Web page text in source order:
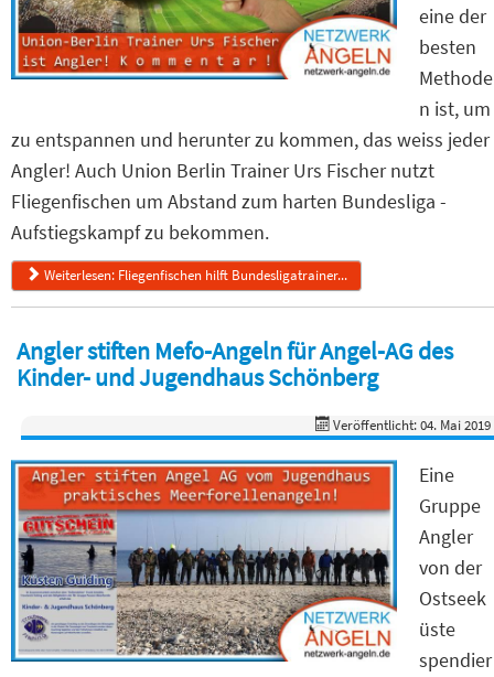
eine der
besten
Methode
n ist, um
zu entspannen und herunter zu kommen, das weiss jeder
Angler! Auch Union Berlin Trainer Urs Fischer nutzt
Fliegenfischen um Abstand zum harten Bundesliga -
Aufstiegskampf zu bekommen.
Weiterlesen: Fliegenfischen hilft Bundesligatrainer...
Angler stiften Mefo-Angeln für Angel-AG des
Kinder- und Jugendhaus Schönberg
Veröffentlicht: 04. Mai 2019
Eine
Gruppe
Angler
von der
Ostseek
üste
spendier